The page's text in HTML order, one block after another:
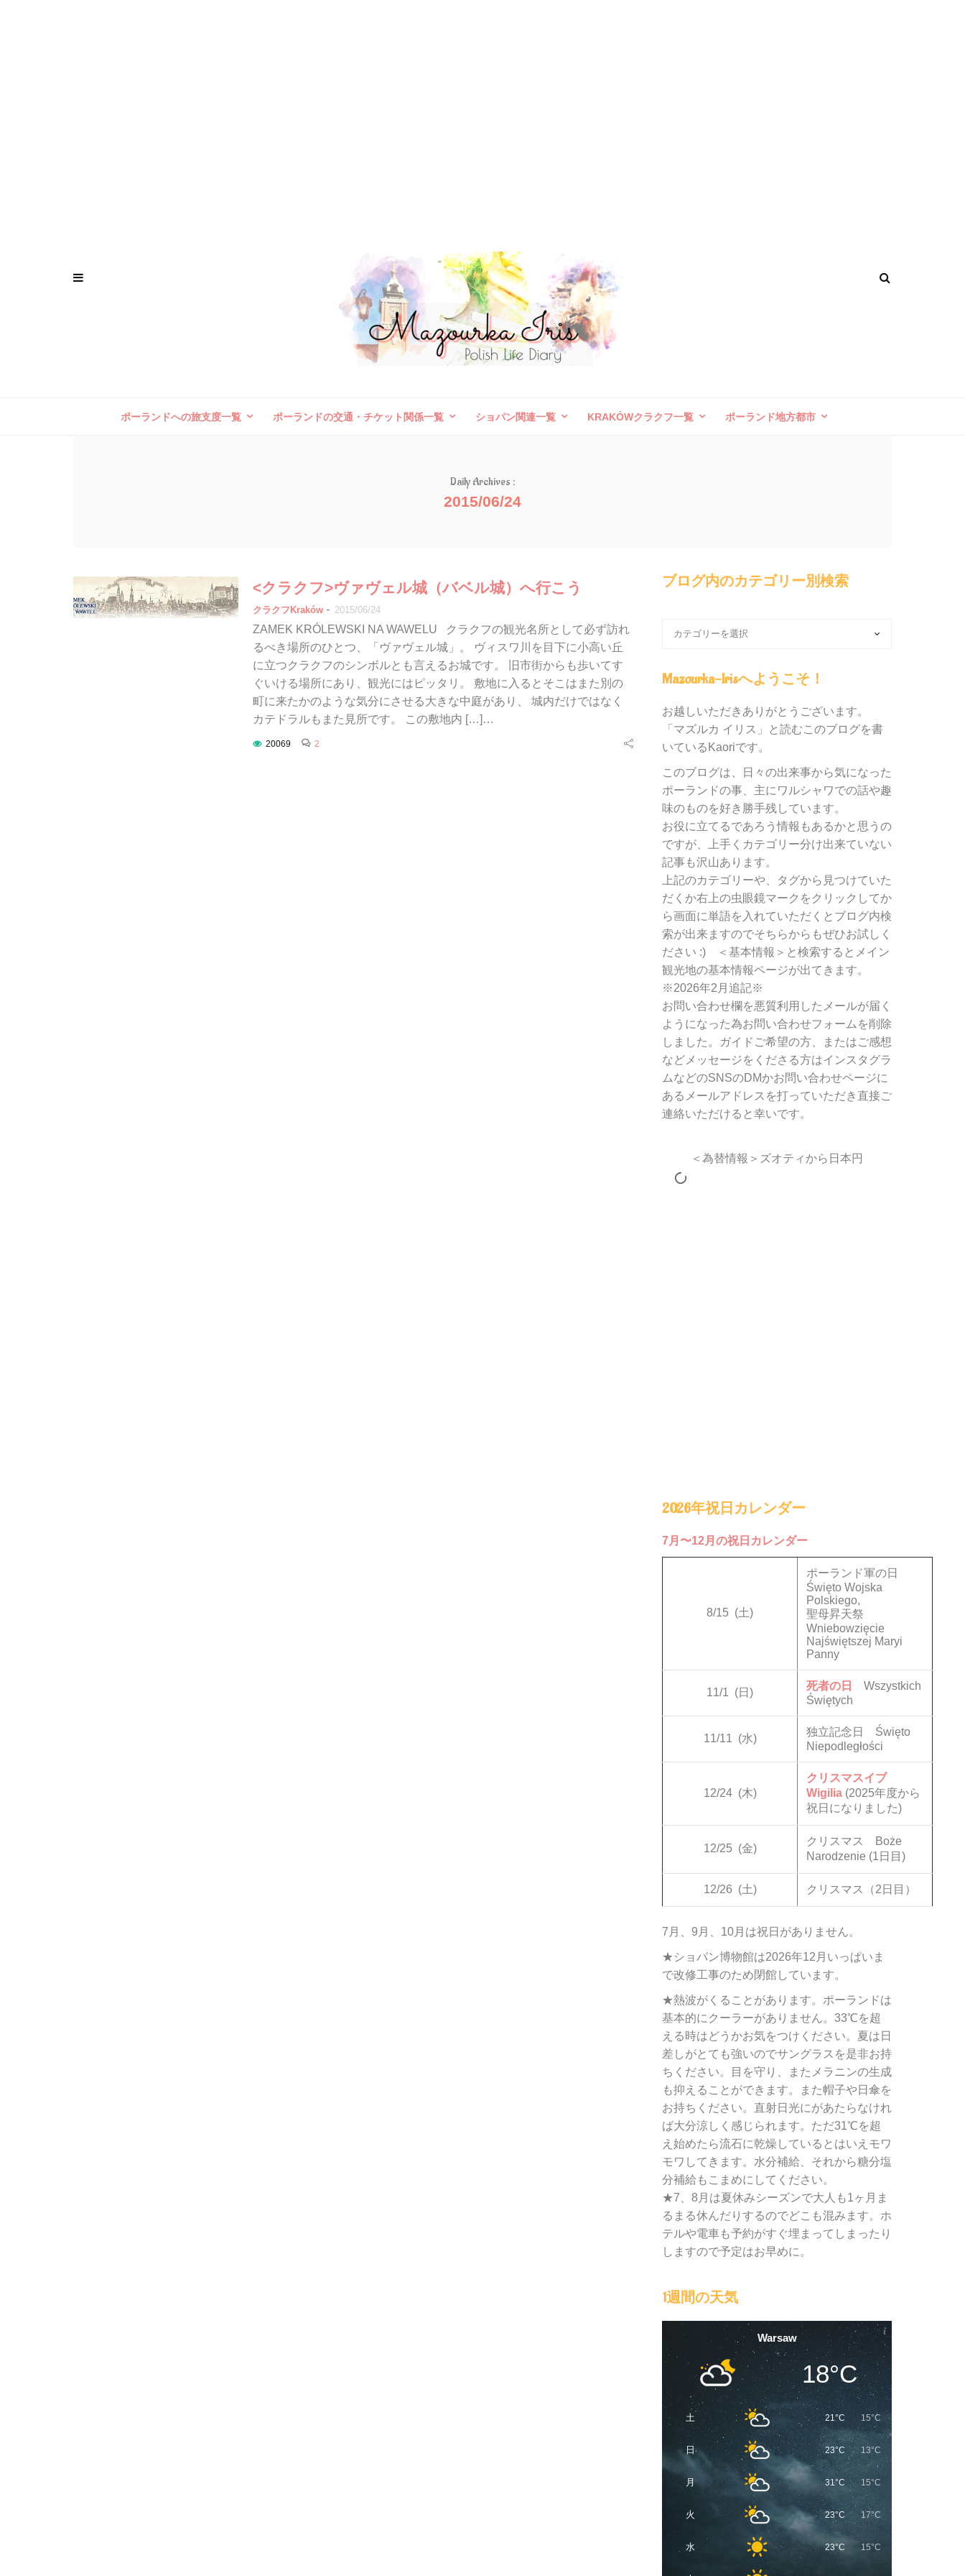
ポーランドへの旅支度一覧 ポーランドの交通・チケット関係一覧 ショパン関連一覧 KRAKÓWクラクフ一覧 ポーランド地方都市
Daily Archives :
2015/06/24
<クラクフ>ヴァヴェル城（バベル城）へ行こう
クラクフKraków - 2015/06/24
ZAMEK KRÓLEWSKI NA WAWELU クラクフの観光名所として必ず訪れ
るべき場所のひとつ、「ヴァヴェル城」。 ヴィスワ川を目下に小高い丘
に立つクラクフのシンボルとも言えるお城です。 旧市街からも歩いてす
ぐいける場所にあり、観光にはピッタリ。 敷地に入るとそこはまた別の
町に来たかのような気分にさせる大きな中庭があり、 城内だけではなく
カテドラルもまた見所です。 この敷地内 […]…
20069 2
ブログ内のカテゴリー別検索
内
の
テ
ゴ
リ
別
検
索
Mazourka-Irisへようこそ！
お越しいただきありがとうございます。
「マズルカ イリス」と読むこのブログを書
いているKaoriです。
このブログは、日々の出来事から気になった
ポーランドの事、主にワルシャワでの話や趣
味のものを好き勝手残しています。
お役に立てるであろう情報もあるかと思うの
ですが、上手くカテゴリー分け出来ていない
記事も沢山あります。
上記のカテゴリーや、タグから見つけていた
だくか右上の虫眼鏡マークをクリックしてか
ら画面に単語を入れていただくとブログ内検
索が出来ますのでそちらからもぜひお試しく
ださい :) ＜基本情報＞と検索するとメイン
観光地の基本情報ページが出てきます。
※2026年2月追記※
お問い合わせ欄を悪質利用したメールが届く
ようになった為お問い合わせフォームを削除
しました。ガイドご希望の方、またはご感想
などメッセージをくださる方はインスタグラ
ムなどのSNSのDMかお問い合わせページに
あるメールアドレスを打っていただき直接ご
連絡いただけると幸いです。
＜為替情報＞ズオティから日本円
2026年祝日カレンダー
7月〜12月の祝日カレンダー
8/15 (土)
ポーランド軍の日
Święto Wojska
Polskiego,
聖母昇天祭
Wniebowzięcie
Najświętszej Maryi
Panny
11/1 (日)
死者の日
Wszystkich
Świętych
11/11 (水)
独立記念日 Święto
Niepodległości
12/24 (木)
クリスマスイブ
Wigilia (2025年度から
祝日になりました)
12/25 (金)
クリスマス Boże
Narodzenie (1日目)
12/26 (土) クリスマス（2日目）
7月、9月、10月は祝日がありません。
★ショパン博物館は2026年12月いっぱいま
で改修工事のため閉館しています。
★熱波がくることがあります。ポーランドは
基本的にクーラーがありません。33℃を超
える時はどうかお気をつけください。夏は日
差しがとても強いのでサングラスを是非お持
ちください。目を守り、またメラニンの生成
も抑えることができます。また帽子や日傘を
お持ちください。直射日光にがあたらなけれ
ば大分涼しく感じられます。ただ31℃を超
え始めたら流石に乾燥しているとはいえモワ
モワしてきます。水分補給、それから糖分塩
分補給もこまめにしてください。
★7、8月は夏休みシーズンで大人も1ヶ月ま
るまる休んだりするのでどこも混みます。ホ
テルや電車も予約がすぐ埋まってしまったり
しますので予定はお早めに。
1週間の天気
Warsaw
18°C
土 21°C 15°C
日 23°C 13°C
月 31°C 15°C
火 23°C 17°C
水 23°C 15°C